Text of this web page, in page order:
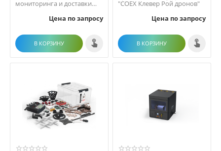
мониторинга и доставки
Цена по запросу
В КОРЗИНУ
"COEX Клевер Рой дронов"
Цена по запросу
В КОРЗИНУ